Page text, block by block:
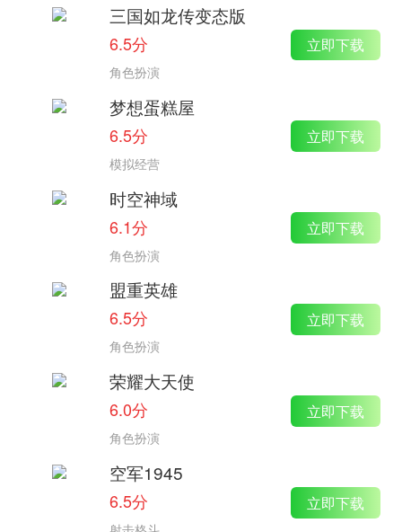
三国如龙传变态版
6.5分
角色扮演
立即下载
梦想蛋糕屋
6.5分
模拟经营
立即下载
时空神域
6.1分
角色扮演
立即下载
盟重英雄
6.5分
角色扮演
立即下载
荣耀大天使
6.0分
角色扮演
立即下载
空军1945
6.5分 立即下载